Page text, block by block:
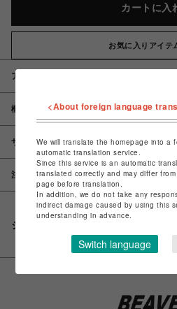
カートに入
お気に入りアイテ
アイテム説明 / 素材
概要
サイズ
注意事項
シェアする
<About foreign language
We will translate the homepage into a
automatic translation service.
Since this service is an automatic
translated correctly and may differ
page before translation.
In addition, we do not take any
indirect damage caused by using this
understanding in advance.
Switch language